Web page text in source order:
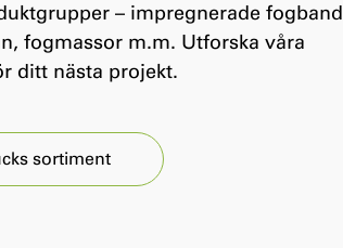
– impregnerade fogband
fogmassor m.m. Utforska våra
ditt nästa projekt.
sortiment